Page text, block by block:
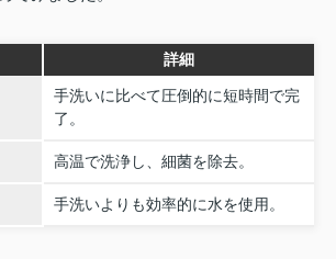
詳細
手洗いに比べて圧倒的に短時間で完
了。
高温で洗浄し、細菌を除去。
手洗いよりも効率的に水を使用。